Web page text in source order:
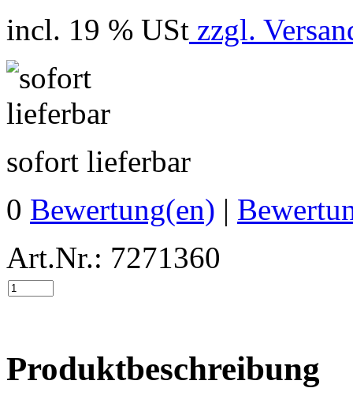
incl. 19 % USt zzgl.
sofort lieferbar
0 Bewertung(en) |
Art.Nr.: 7271360
Produktbeschreibung